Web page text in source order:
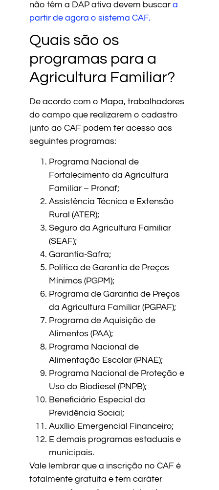
não têm a DAP ativa devem buscar a
partir de agora o sistema CAF.
Quais são os
programas para a
Agricultura Familiar?
De acordo com o Mapa, trabalhadores
do campo que realizarem o cadastro
junto ao CAF podem ter acesso aos
seguintes programas:
Programa Nacional de
Fortalecimento da Agricultura
Familiar – Pronaf;
Assistência Técnica e Extensão
Rural (ATER);
Seguro da Agricultura Familiar
(SEAF);
Garantia-Safra;
Política de Garantia de Preços
Mínimos (PGPM);
Programa de Garantia de Preços
da Agricultura Familiar (PGPAF);
Programa de Aquisição de
Alimentos (PAA);
Programa Nacional de
Alimentação Escolar (PNAE);
Programa Nacional de Proteção e
Uso do Biodiesel (PNPB);
Beneficiário Especial da
Previdência Social;
Auxílio Emergencial Financeiro;
E demais programas estaduais e
municipais.
Vale lembrar que a inscrição no CAF é
totalmente gratuita e tem caráter